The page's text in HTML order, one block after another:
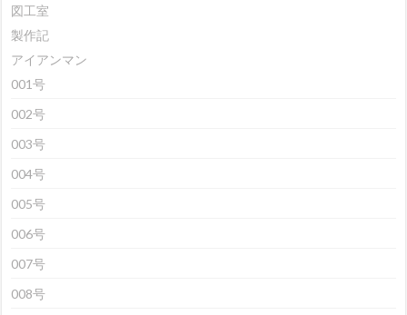
図工室
製作記
アイアンマン
001号
002号
003号
004号
005号
006号
007号
008号